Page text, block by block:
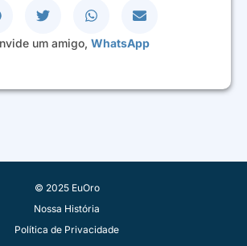
um amigo, WhatsApp
© 2025 EuOro
Nossa História
Política de Privacidade